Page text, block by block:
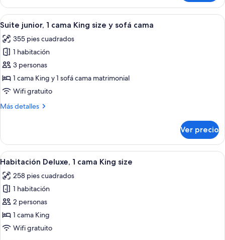
doble
estándar,
1
matrimonial
Abrir
todas
las
fotos
de
Suite
junior,
cama
y
sofá
cama
Una cama grande con dos
9
Suite junior, 1 cama King size y sofá cama
355 pies cuadrados
1 habitación
3 personas
1 cama King y 1 sofá cama matrimonial
Wifi gratuito
Más detalles
Más
junior,
cama
size
sofá
cama
Ver precio
Abrir
todas
las
fotos
de
Habitación
Deluxe,
Una habitación de hotel con una
5
Habitación Deluxe, 1 cama King size
258 pies cuadrados
1 habitación
2 personas
1 cama King
Wifi gratuito